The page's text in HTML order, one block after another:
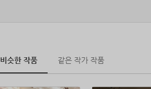
비슷한 작품 같은 작가 작품